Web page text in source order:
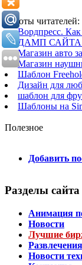
Работы читателей:
Вордпресс. Как
ДАМП САЙТА
Магазин авто
Магазин
Шаблон
Дизайн для
шаблон для
Шаблоны на
Полезное
Добавить
Разделы сайта
Анимация
Новости
Лучшие
Новости